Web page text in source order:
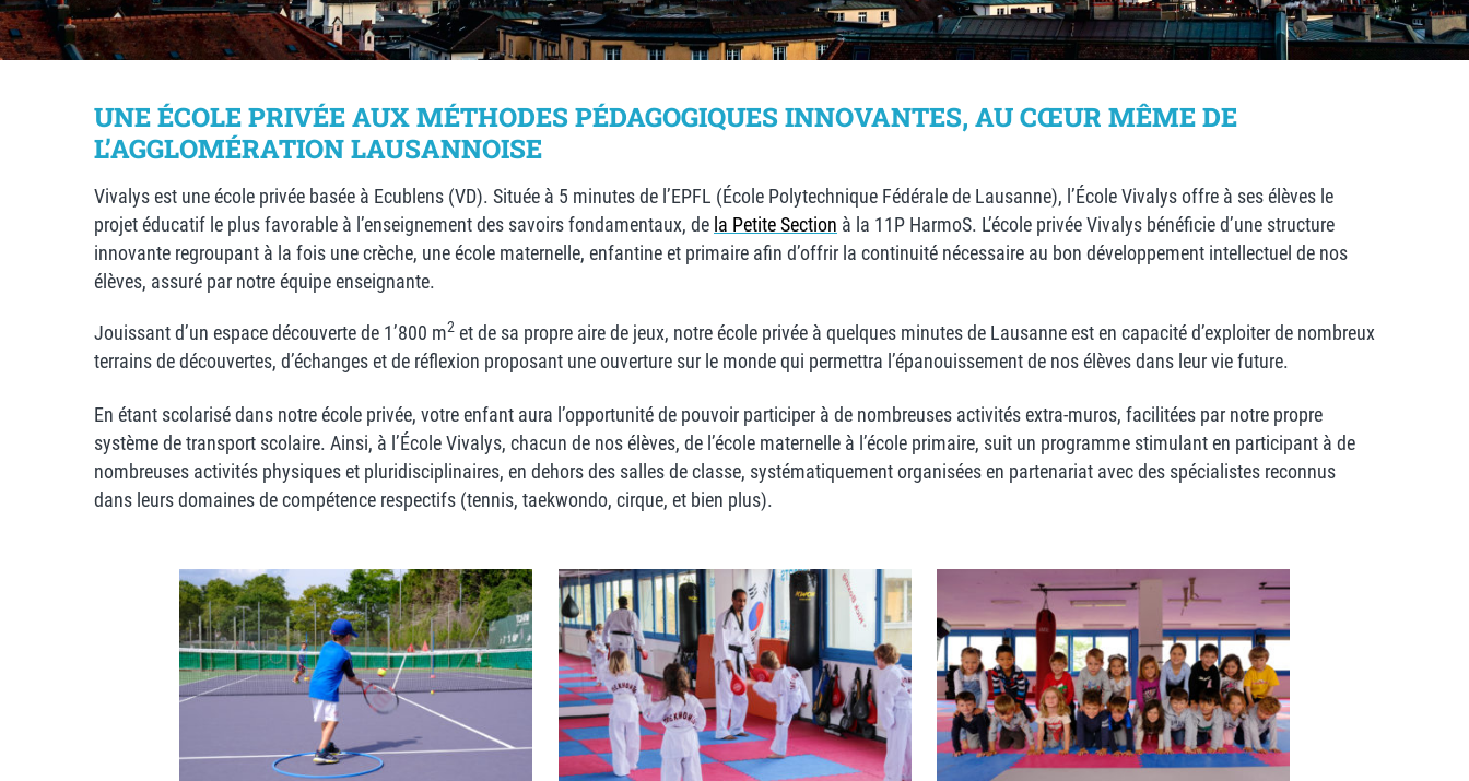
UNE ÉCOLE PRIVÉE AUX MÉTHODES PÉDAGOGIQUES INNOVANTES, AU CŒUR MÊME DE
L’AGGLOMÉRATION LAUSANNOISE
Vivalys est une école privée basée à Ecublens (VD). Située à 5 minutes de l’EPFL (École Polytechnique Fédérale de Lausanne), l’École Vivalys offre à ses élèves le
projetéducatif le plus favorable à l’enseignement des savoirs fondamentaux, de la Petite Section à la 11P HarmoS. L’école privée Vivalys bénéficie d’une structure
innovante regroupant à la fois une crèche, une école maternelle, enfantine et primaire afin d’offrir la continuité nécessaire au bon développement intellectuel de nos
élèves, assuré par notre équipe enseignante.
Jouissant d’un espace découverte de 1’800 m2 et de sa propre aire de jeux, notre école privée à quelques minutes de Lausanne est en capacité d’exploiter de nombreux
terrains de découvertes, d’échanges et de réflexion proposant une ouverture sur le monde qui permettra l’épanouissement de nos élèves dans leur vie future.
En étant scolarisé dans notre école privée, votre enfant aura l’opportunité de pouvoir participer à de nombreuses activités extra-muros, facilitées par notre propre
système de transport scolaire. Ainsi, à l’École Vivalys, chacun de nos élèves, de l’école maternelle à l’école primaire, suit un programme stimulant en participant à de
nombreuses activités physiques et pluridisciplinaires, en dehors des salles de classe, systématiquement organisées en partenariat avec des spécialistes reconnus
dans leurs domaines de compétence respectifs (tennis, taekwondo, cirque, et bien plus).
Nos élèves s'exerçant sur les courts du
Tennis Club de Morges
Cours de taekwondo hebdomadaire au
Martial Arts Center d’Ecublens
La classe de 1P en plein atelier
d'initiation au cirque